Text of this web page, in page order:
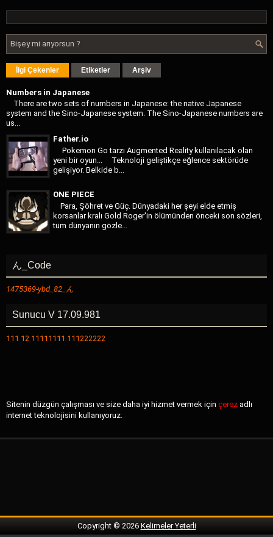
İlgi Çekenler Etiketler Arşiv
Numbers in Japanese
There are two sets of numbers in Japanese: the native Japanese
system and the Sino-Japanese system. The Sino-Japanese numbers are
us...
Father.io
Pokemon Go tarzı Augmented Reality kullanılacak olan
yeni bir oyun... Teknoloji geliştikçe eğlence sektörüde
gelişiyor. Belkide b...
ONE PIECE
Para, Şöhret ve Güç. Dünyadaki her şeyi elde etmiş
korsanlar kralı Gold Roger'in ölümünden önceki son sözleri,
tüm dünyanın gözle...
ん_Code
1475369-ybd_82_ん
Sunucu V 17.09.981
111 12 11111111 111222222
Sitenin düzgün çalışması ve size daha iyi hizmet vermek için çerez adlı
internet teknolojisini kullanıyoruz.
Copyright © 2026 Kelimeler Yeterli